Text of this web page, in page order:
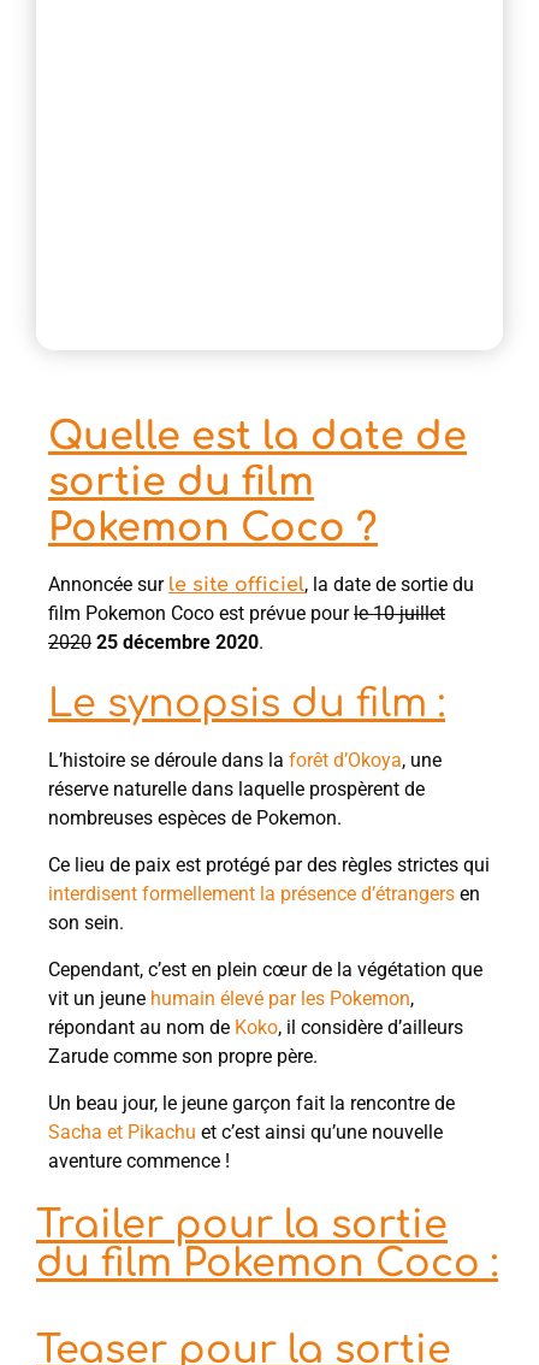
Quelle est la date de
sortie du film
Pokemon Coco ?
Annoncée sur le site officiel, la date de sortie du
film Pokemon Coco est prévue pourle 10 juillet
2020 25 décembre 2020.
Le synopsis du film :
L’histoire se déroule dans la forêt d’Okoya, une
réserve naturelle dans laquelle prospèrent de
nombreuses espèces de Pokemon.
Ce lieu de paix est protégé par des règles strictes qui
interdisent formellement la présence d’étrangers en
son sein.
Cependant, c’est en plein cœur de la végétation que
vit un jeune humain élevé par les Pokemon,
répondant au nom de Koko, il considère d’ailleurs
Zarude comme son propre père.
Un beau jour, le jeune garçon fait la rencontre de
Sacha et Pikachu et c’est ainsi qu’une nouvelle
aventure commence !
Trailer pour la sortie
du film Pokemon Coco :
Teaser pour la sortie